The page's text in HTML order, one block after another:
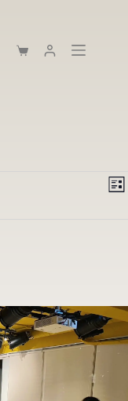
V
g
a
i
E
v
s
N
a
v
L